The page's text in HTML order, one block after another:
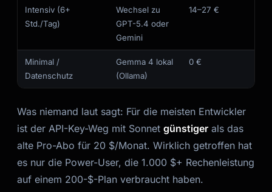
Intensiv (6+
Std./Tag)
Wechsel zu
GPT-5.4 oder
Gemini
14–27 €
Minimal /
Datenschutz
Gemma 4 lokal
(Ollama)
0 €
Was niemand laut sagt: Für die meisten Entwickler
ist der API-Key-Weg mit Sonnet günstiger als das
alte Pro-Abo für 20 $/Monat. Wirklich getroffen hat
es nur die Power-User, die 1.000 $+ Rechenleistung
auf einem 200-$-Plan verbraucht haben.